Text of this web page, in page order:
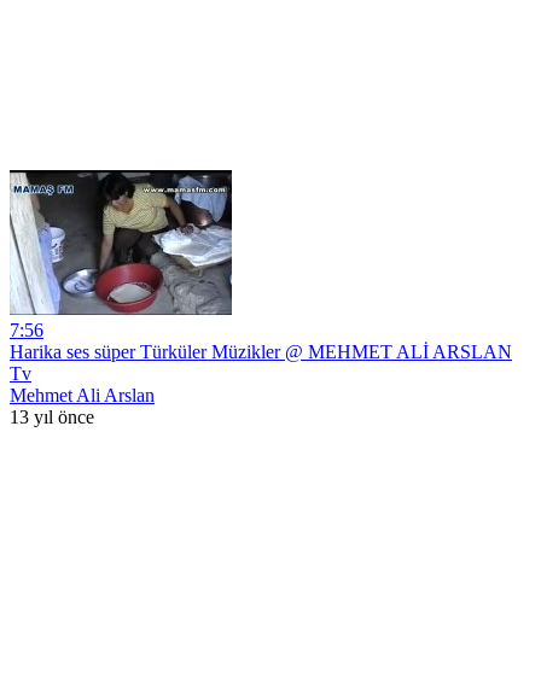
7:56
Harika ses süper Türküler Müzikler @ MEHMET ALİ ARSLAN
Tv
Mehmet Ali Arslan
13 yıl önce